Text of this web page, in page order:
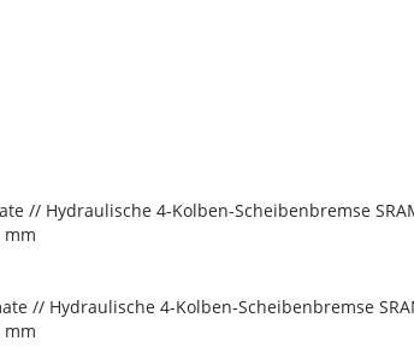
// Hydraulische 4-Kolben-Scheibenbremse
mm
// Hydraulische 4-Kolben-Scheibenbremse
mm